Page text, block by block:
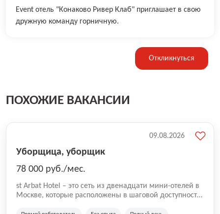
Event отель "Конаково Ривер Клаб" приглашает в свою
дружную команду горничную.
Откликнуться
ПОХОЖИЕ ВАКАНСИИ
Уборщица, уборщик
78 000 руб./мес.
st Arbat Hotel – это сеть из двенадцати мини-отелей в
Москве, которые расположены в шаговой доступности
09.08.2026